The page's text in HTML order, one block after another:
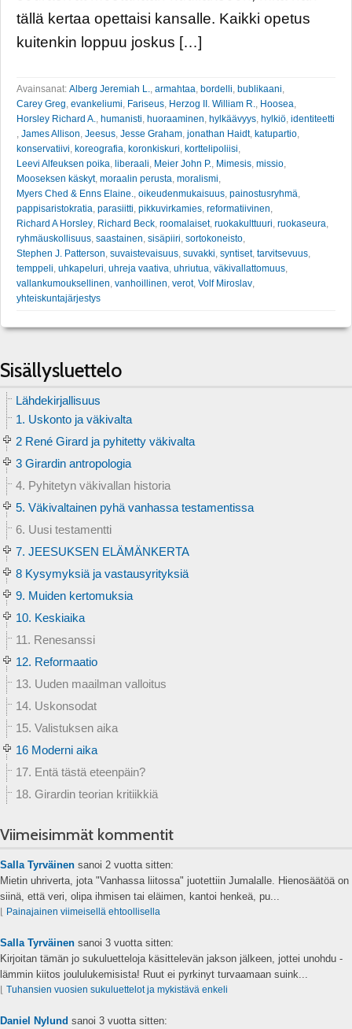
tällä kertaa opettaisi kansalle. Kaikki opetus
kuitenkin loppuu joskus […]
Avainsanat: Alberg Jeremiah L. armahtaa bordelli bublikaani
Carey Greg evankeliumi Fariseus Herzog II. William R. Hoosea
Horsley Richard A.
humanisti huoraaminen hylkäävyys hylkiö identiteetti
James Allison Jeesus Jesse Graham jonathan Haidt, katupartio
konservatiivi koreografia koronkiskuri korttelipoliisi
Leevi Alfeuksen poika liberaali Meier John P. Mimesis missio
Mooseksen käskyt, moraalin perusta moralismi
Myers Ched & Enns Elaine.
oikeudenmukaisuus painostusryhmä
pappisaristokratia parasiitti pikkuvirkamies reformatiivinen
Richard A Horsley Richard Beck roomalaiset, ruokakulttuuri ruokaseura
ryhmäuskollisuus saastainen sisäpiiri sortokoneisto
Stephen J. Patterson suvaistevaisuus suvakki syntiset, tarvitsevuus
temppeli uhkapeluri uhreja vaativa uhriutua väkivallattomuus
vallankumouksellinen vanhoillinen verot, Volf Miroslav
yhteiskuntajärjestys
Sisällysluettelo
Lähdekirjallisuus
1. Uskonto ja väkivalta
2 René Girard ja pyhitetty väkivalta
3 Girardin antropologia
4. Pyhitetyn väkivallan historia
5. Väkivaltainen pyhä vanhassa testamentissa
6. Uusi testamentti
7. JEESUKSEN ELÄMÄNKERTA
8 Kysymyksiä ja vastausyrityksiä
9. Muiden kertomuksia
10. Keskiaika
11. Renesanssi
12. Reformaatio
13. Uuden maailman valloitus
14. Uskonsodat
15. Valistuksen aika
16 Moderni aika
17. Entä tästä eteenpäin?
18. Girardin teorian kritiikkiä
Viimeisimmät kommentit
Salla Tyrväinen sanoi 2 vuotta sitten:
Mietin uhriverta, jota "Vanhassa liitossa" juotettiin Jumalalle. Hienosäätöä on
siinä, että veri, olipa ihmisen tai eläimen, kantoi henkeä, pu...
⌊ Painajainen viimeisellä ehtoollisella
Salla Tyrväinen sanoi 3 vuotta sitten:
Kirjoitan tämän jo sukuluetteloja käsittelevän jakson jälkeen, jottei unohdu -
lämmin kiitos joululukemisista! Ruut ei pyrkinyt turvaamaan suink...
⌊ Tuhansien vuosien sukuluettelot ja mykistävä enkeli
Daniel Nylund sanoi 3 vuotta sitten: